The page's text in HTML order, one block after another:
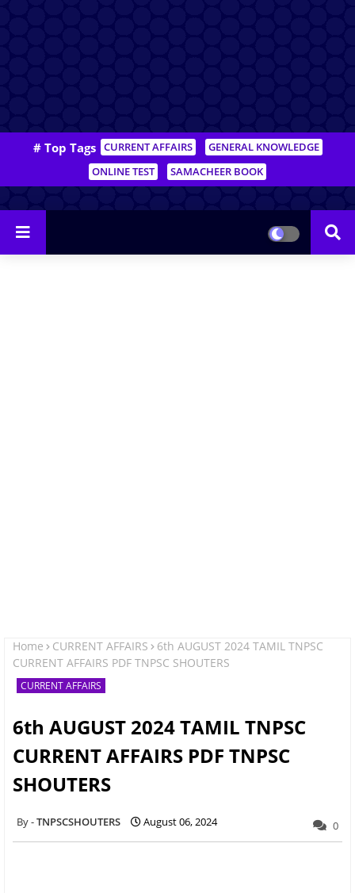
# Top Tags CURRENT AFFAIRS
GENERAL KNOWLEDGE
ONLINE TEST
SAMACHEER BOOK
Home CURRENT AFFAIRS
6th AUGUST 2024 TAMIL TNPSC
CURRENT AFFAIRS PDF TNPSC SHOUTERS
CURRENT AFFAIRS
6th AUGUST 2024 TAMIL TNPSC
CURRENT AFFAIRS PDF TNPSC
SHOUTERS
TNPSCSHOUTERS August 06, 2024 0